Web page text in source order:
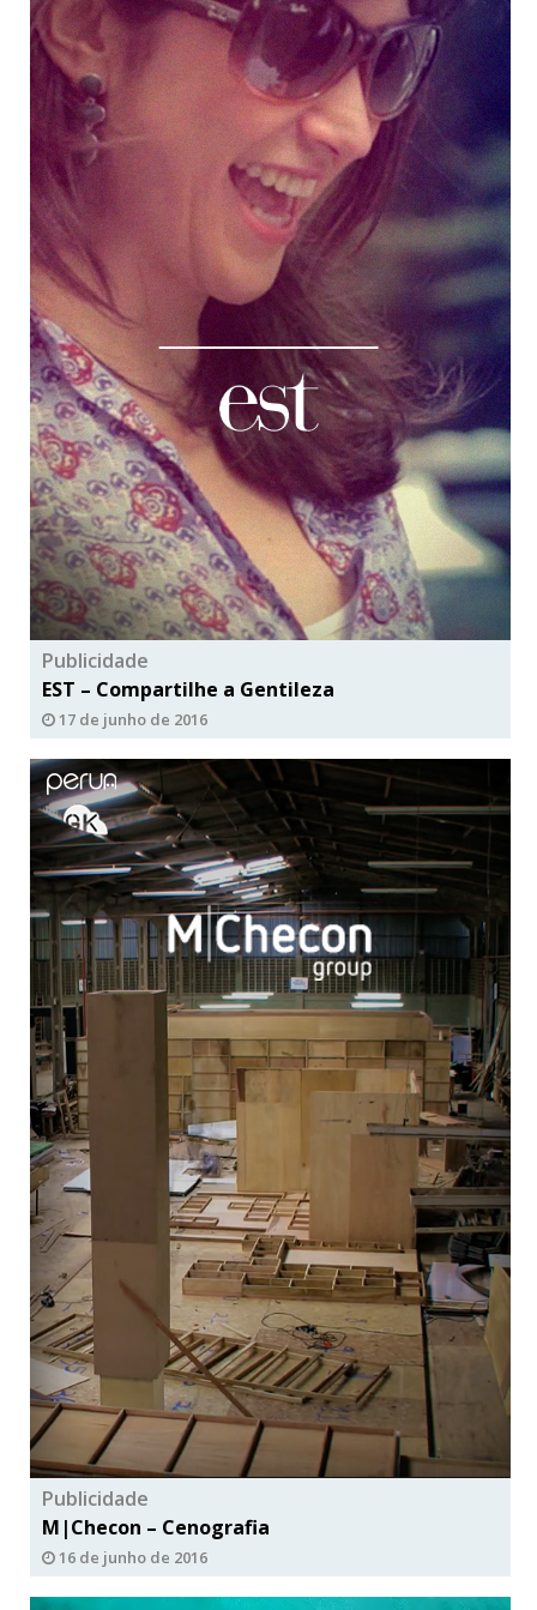
Publicidade
EST – Compartilhe a Gentileza
17 de junho de 2016
Publicidade
M|Checon – Cenografia
16 de junho de 2016